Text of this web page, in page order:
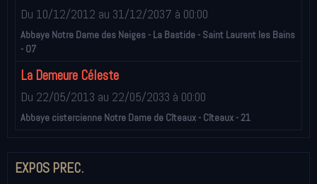
Du 10/12/2012 au 31/12/2037 à 00:00
Abbaye Notre Dame des Neiges - La Bastide - Saint Laurent les Bains
- 07
La Demeure Céleste
Du 22/05/2013 au 22/05/2033 à 00:00
Abbaye cistercienne Notre Dame de Cîteaux - Cîteaux - 21
EXPOS PREC.